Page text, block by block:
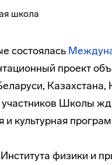
состоялась
проект
Казахстана,
Школы
культурная
физики и